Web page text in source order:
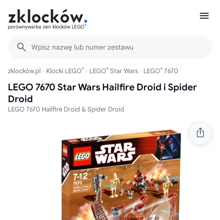
porównywarka cen klocków LEGO®
Wpisz nazwę lub numer zestawu
zklocków.pl Klocki LEGO® LEGO® Star Wars LEGO® 7670
LEGO 7670 Star Wars Hailfire Droid i Spider
Droid
LEGO 7670 Hailfire Droid & Spider Droid